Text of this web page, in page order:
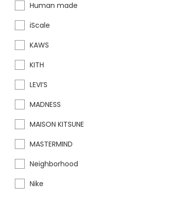
Human made
iScale
KAWS
KITH
LEVI’S
MADNESS
MAISON KITSUNE
MASTERMIND
Neighborhood
Nike